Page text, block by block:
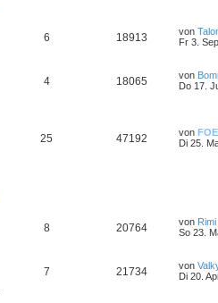
6 18913 von
Fr 3.
4 18065 von
Do 17.
25 47192 von FOE
Di 25.
8 20764 von Rimi
So 23.
7 21734 von
Di 20.